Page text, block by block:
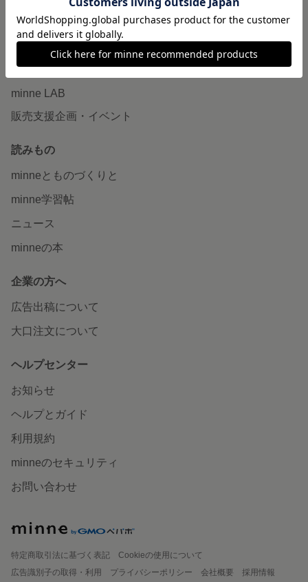
ヴィンテージ販売
ダウンロード販売
minne LAB
販売支援企画・イベント
読みもの
minneとものづくりと
minne学習帖
ニュース
minneの本
企業の方へ
広告出稿について
大口注文について
ヘルプセンター
お知らせ
ヘルプとガイド
利用規約
minneのセキュリティ
お問い合わせ
特定商取引法に基づく表記
Cookieの使用について
広告識別子の取得・利用
プライバシーポリシー 会社概要
採用情報